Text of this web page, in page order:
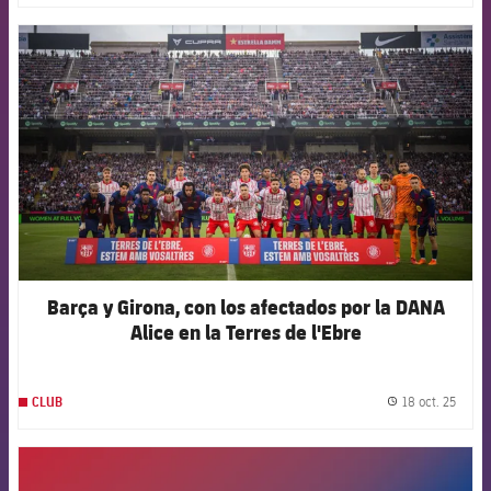
FCB Barcelona badge
Barça y Girona, con los afectados por la DANA
Alice en la Terres de l'Ebre
CLUB 18 oct. 25